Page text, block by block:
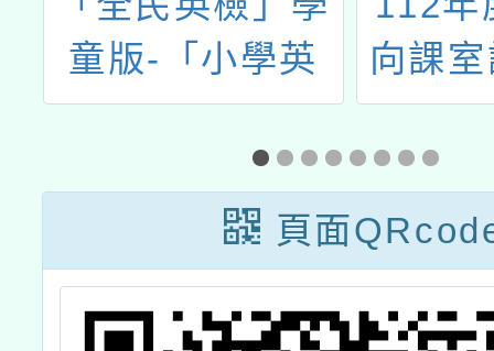
童版-「小學英
檢」（GEPT
Kids）將於5月5
日（日）辦理筆
試及口試測驗，
即日起開放報
向課
建置
本土
課程
頁面